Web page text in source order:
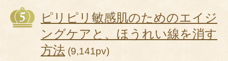
ピリピリ敏感肌のためのエイジ
ングケアと、ほうれい線を消す
方法 (9,141pv)